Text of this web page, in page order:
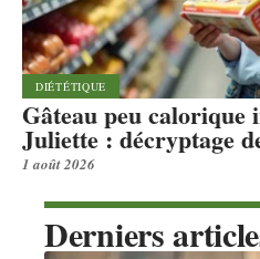
DIÉTÉTIQUE
Gâteau peu calorique
Juliette : décryptage
1 août 2026
Derniers